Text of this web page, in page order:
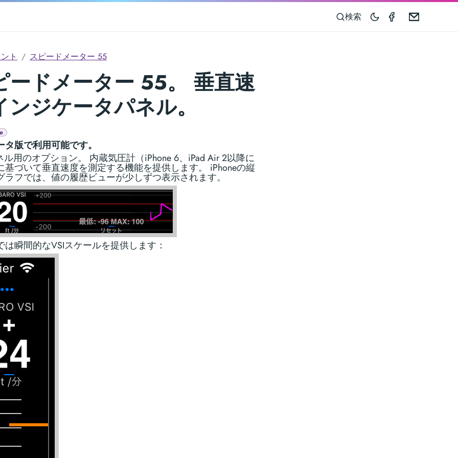
検索
ト スピードメーター 55
ードメーター 55。 垂直速
ンジケータパネル。
タ版で利用可能です。
ル用のオプション。 内蔵気圧計（iPhone 6、iPad Air 2以降に
基づいて垂直速度を測定する機能を提供します。 iPhoneの縦
ラフでは、値の履歴ビューが少しずつ表示されます。
は瞬間的なVSIスケールを提供します：